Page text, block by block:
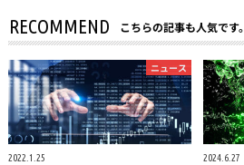
RECOMMEND こちらの記事も人気です。
ニュース
2022.1.25 2024.6.27